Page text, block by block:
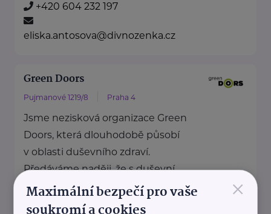
+420 604 232 197
eliska.antosova@divnozenka.cz
Green Doors
Pujmanové 1219/8 Praha 4
Jsme nezisková organizace Green
Doors, která dlouhodobě působí
v oblasti duševního zdraví.
Předáváme naději, že s duševní ...
https://www.greendoors.cz/
+420 220 951 468
×
Maximální bezpečí pro vaše